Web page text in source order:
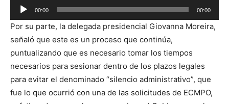
Reproductor
de
audio
00:00 00:00
Por su parte, la delegada presidencial Giovanna Moreira,
señaló que este es un proceso que continúa,
puntualizando que es necesario tomar los tiempos
necesarios para sesionar dentro de los plazos legales
para evitar el denominado “silencio administrativo”, que
fue lo que ocurrió con una de las solicitudes de ECMPO,